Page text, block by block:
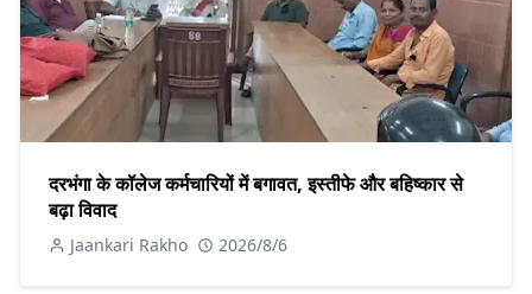
दरभंगा के कॉलेज कर्मचारियों में बगावत, इस्तीफे और बहिष्कार से
बढ़ा विवाद
Jaankari Rakho 2026/8/6